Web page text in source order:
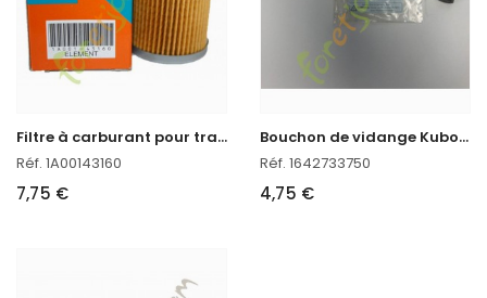
F
iltre à carburant pour tracteur kubota
Réf. 1A00143160
7,75 €
B
ouchon de vidange Kubota
Réf. 1642733750
4,75 €